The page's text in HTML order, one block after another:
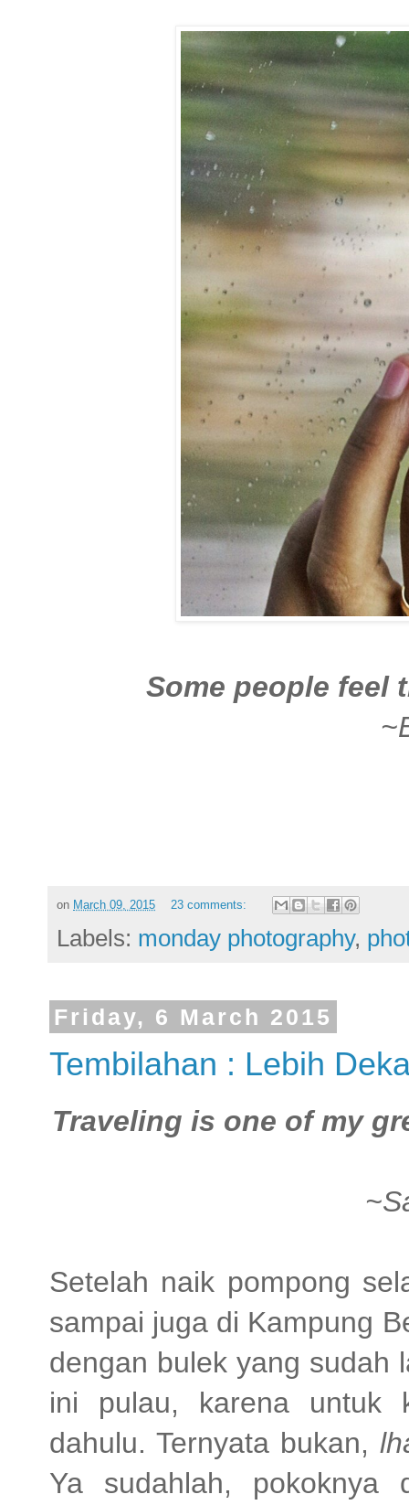
Some people feel
on March 09, 2015 23 comments:
Labels: monday photography,
Friday, 6 March 2015
Tembilahan : Lebih
Traveling is one of my
Setelah naik pompong
sampai juga di Kampung
dengan bulek yang sudah
ini pulau, karena untuk
dahulu. Ternyata bukan,
Ya sudahlah, pokoknya